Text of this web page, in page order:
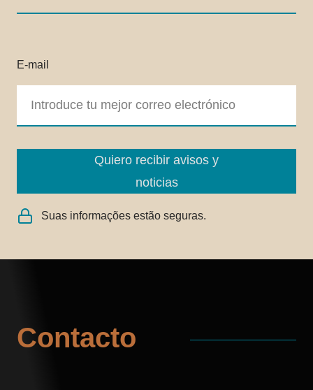
E-mail
Quiero recibir avisos y
noticias
Suas informações estão seguras.
Contacto